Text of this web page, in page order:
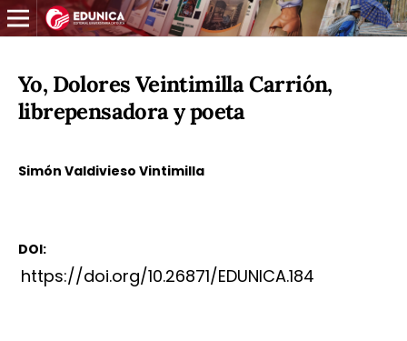
Yo, Dolores Veintimilla Carrión,
librepensadora y poeta
Simón Valdivieso Vintimilla
DOI:
https://doi.org/10.26871/EDUNICA.184